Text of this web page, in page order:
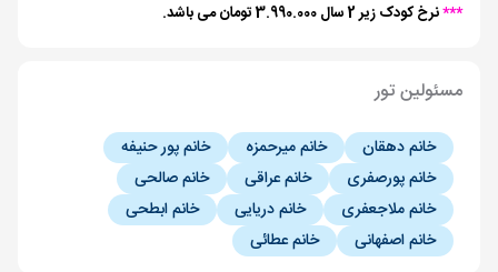
***نرخ کودک زیر 2 سال 3.990.000 تومان می باشد.
مسئولین تور
خانم دهقان خانم میرحمزه
خانم پور حنیفه
خانم پورصفری
خانم عراقی
خانم صالحی
خانم ملاجعفری
خانم دریایی
خانم ابطحی
خانم اصفهانی
خانم عطائی